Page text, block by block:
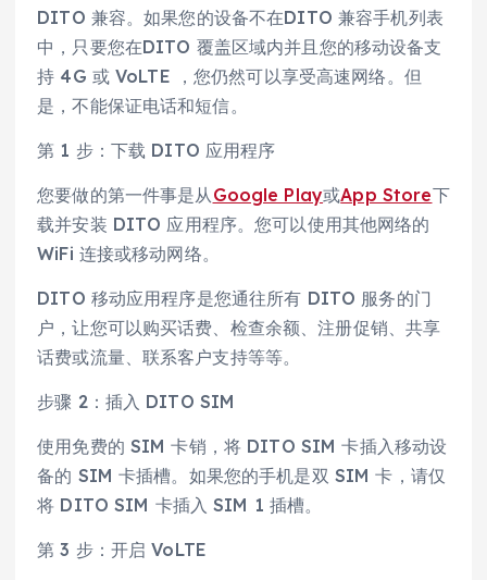
DITO 兼容。如果您的设备不在DITO 兼容手机列表
中，只要您在DITO 覆盖区域内并且您的移动设备支
持 4G 或 VoLTE ，您仍然可以享受高速网络。但
是，不能保证电话和短信。
第 1 步：下载 DITO 应用程序
您要做的第一件事是从Google Play或App Store下
载并安装 DITO 应用程序。您可以使用其他网络的
WiFi 连接或移动网络。
DITO 移动应用程序是您通往所有 DITO 服务的门
户，让您可以购买话费、检查余额、注册促销、共享
话费或流量、联系客户支持等等。
步骤 2：插入 DITO SIM
使用免费的 SIM 卡销，将 DITO SIM 卡插入移动设
备的 SIM 卡插槽。如果您的手机是双 SIM 卡，请仅
将 DITO SIM 卡插入 SIM 1 插槽。
第 3 步：开启 VoLTE